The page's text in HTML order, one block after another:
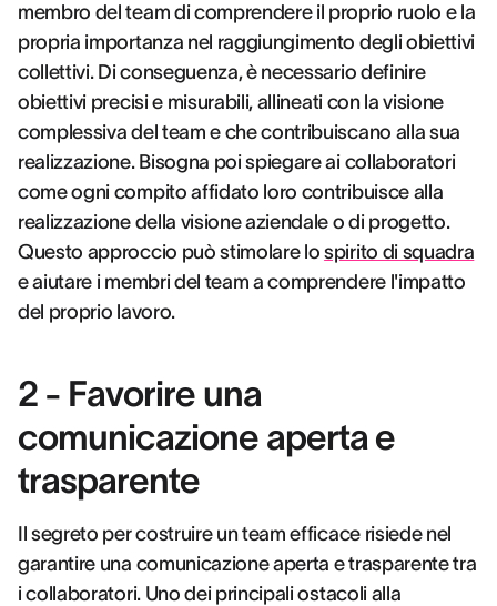
membro del team di comprendere il proprio ruolo e la
propria importanza nel raggiungimento degli obiettivi
collettivi. Di conseguenza, è necessario definire
obiettivi precisi e misurabili, allineati con la visione
complessiva del team e che contribuiscano alla sua
realizzazione. Bisogna poi spiegare ai collaboratori
come ogni compito affidato loro contribuisce alla
realizzazione della visione aziendale o di progetto.
Questo approccio può stimolare lospirito di squadra
e aiutare i membri del team a comprendere l'impatto
del proprio lavoro.
2 - Favorire una
comunicazione aperta e
trasparente
Il segreto per costruire un team efficace risiede nel
garantire una comunicazione aperta e trasparente tra
i collaboratori. Uno dei principali ostacoli alla